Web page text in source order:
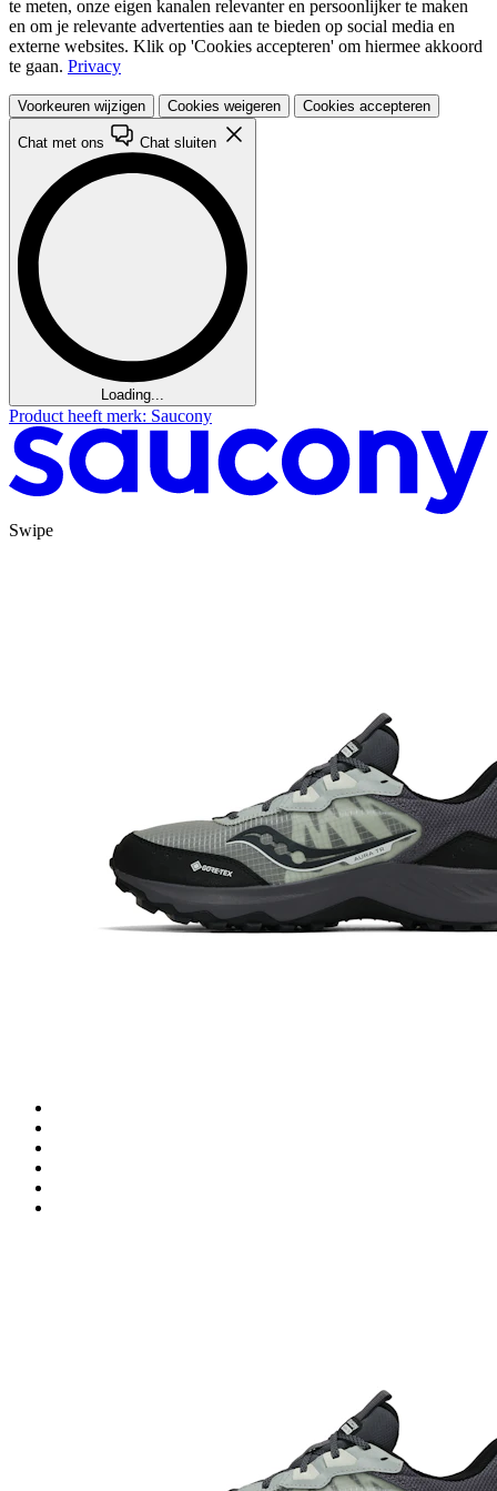
te meten, onze eigen kanalen relevanter en persoonlijker te maken
en om je relevante advertenties aan te bieden op social media en
externe websites. Klik op 'Cookies accepteren' om hiermee akkoord
te gaan. Privacy
Voorkeuren wijzigen Cookies weigeren Cookies accepteren
Chat met ons Chat sluiten
Loading...
Product heeft merk: Saucony
Swipe